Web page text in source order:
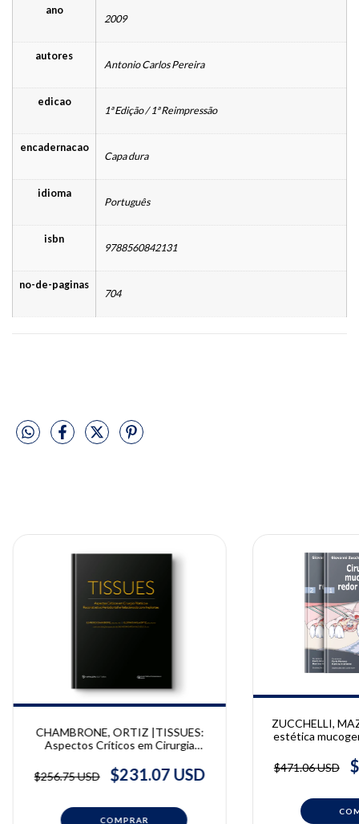
ano
2009
autores
Antonio Carlos Pereira
edicao
1ª Edição / 1ª Reimpressão
encadernacao
Capa dura
idioma
Português
isbn
9788560842131
no-de-paginas
704
CHAMBRONE, ORTIZ |TISSUES:
Aspectos Críticos em Cirurgia
e Relacionada com Implantes |
Leandro Chambrone, Gustavo Avila
$256.75 USD $231.07 USD
ZUCCHELLI,
estética
&
$471.06 USD